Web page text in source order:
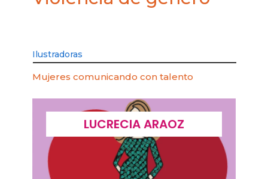
Ilustradoras
Mujeres comunicando con talento
LUCRECIA ARAOZ